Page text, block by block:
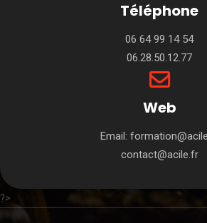
Téléphone
06 64 99 14 54
06.28.50.12.77
Web
Email:
contact@acile.fr
?>